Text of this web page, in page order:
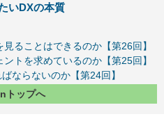
いDXの本質
ることはできるのか【第26回】
トを求めているのか【第25回】
ならないのか【第24回】
トップへ